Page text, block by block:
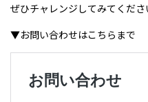
ぜひチャレンジしてみてくださ
▼お問い合わせはこちらまで